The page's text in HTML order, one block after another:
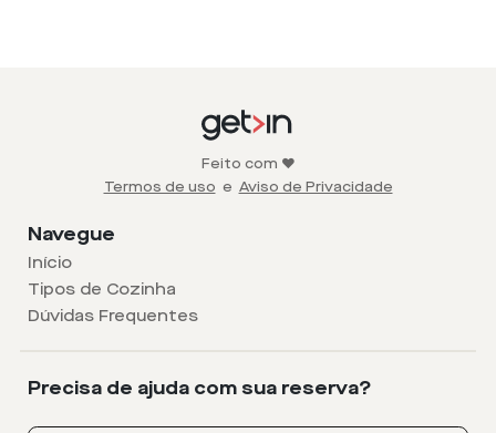
Feito com ❤️
Termos de uso e Aviso de Privacidade
Navegue
Início
Tipos de Cozinha
Dúvidas Frequentes
Precisa de ajuda com sua reserva?